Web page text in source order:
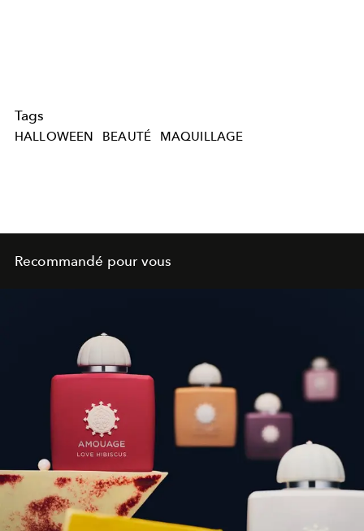
Tags
HALLOWEEN BEAUTÉ MAQUILLAGE
Recommandé pour vous